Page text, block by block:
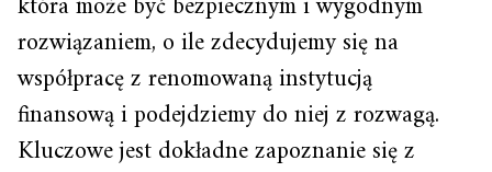
rozwiązaniem, o ile zdecydujemy się na
współpracę z renomowaną instytucją
finansową i podejdziemy do niej z rozwagą.
Kluczowe jest dokładne zapoznanie się z